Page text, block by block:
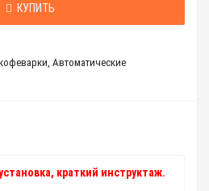
КУПИТЬ
, Автоматические
краткий инструктаж.